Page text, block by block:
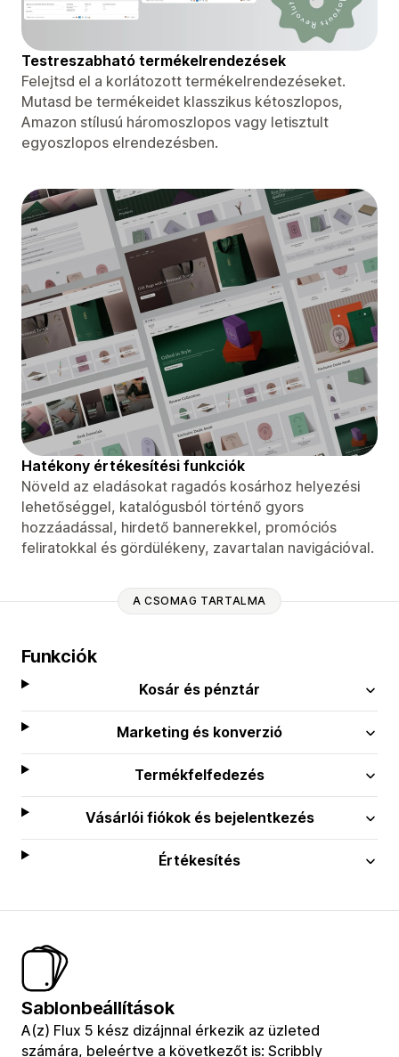
Testreszabható termékelrendezések
Felejtsd el a korlátozott termékelrendezéseket.
Mutasd be termékeidet klasszikus kétoszlopos,
Amazon stílusú háromoszlopos vagy letisztult
egyoszlopos elrendezésben.
Hatékony értékesítési funkciók
Növeld az eladásokat ragadós kosárhoz helyezési
lehetőséggel, katalógusból történő gyors
hozzáadással, hirdető bannerekkel, promóciós
feliratokkal és gördülékeny, zavartalan navigációval.
A CSOMAG TARTALMA
Funkciók
Kosár és pénztár
Marketing és konverzió
Termékfelfedezés
Vásárlói fiókok és bejelentkezés
Értékesítés
Sablonbeállítások
A(z) Flux 5 kész dizájnnal érkezik az üzleted
számára, beleértve a következőt is: Scribbly